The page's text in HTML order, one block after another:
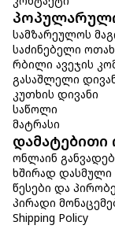
სამზარეულოს
საძინებელი
რბილი ავეჯის
გასაშლელი
კუთხის დივანი
საწოლი
მატრასი
დამატებითი
ონლაინ
ხშირად დასმული
წესები და
პირადი
Shipping Policy